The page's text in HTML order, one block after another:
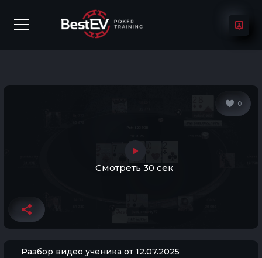
Смотреть 30 сек
Разбор видео ученика от 12.07.2025
0